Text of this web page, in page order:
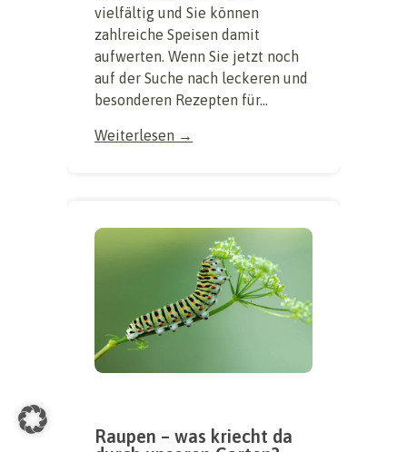
vielfältig und Sie können
zahlreiche Speisen damit
aufwerten. Wenn Sie jetzt noch
auf der Suche nach leckeren und
besonderen Rezepten für...
Weiterlesen →
Raupen – was kriecht da